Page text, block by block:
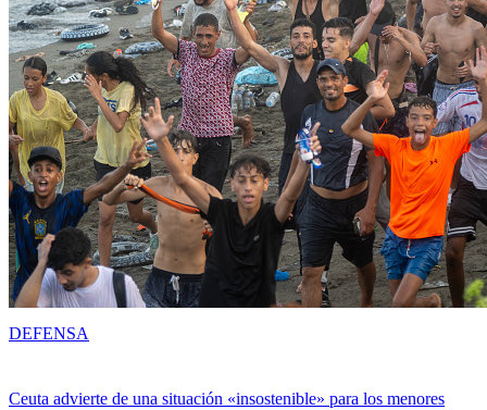
Ceuta advierte de una situación «insostenible» para los menores
DEFENSA